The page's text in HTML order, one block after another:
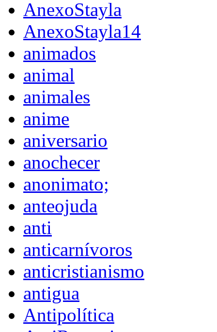
AnexoStayla
AnexoStayla14
animados
animal
animales
anime
aniversario
anochecer
anonimato;
anteojuda
anti
anticarnívoros
anticristianismo
antigua
Antipolítica